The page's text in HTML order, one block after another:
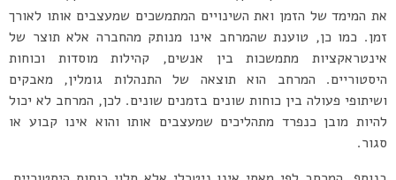
את המימד של הזמן ואת השינויים המתמשכים שמעצבים אותו לאורך
זמן. כמו כן, טוענת שהמרחב אינו מנותק מהחברה אלא תוצר של
אינטראקציות מתמשכות בין אנשים, קהילות מוסדות וכוחות
היסטוריים. המרחב הוא תוצאה של התנהלות גומלין, מאבקים
ושיתופי פעולה בין כוחות שונים בזמנים שונים. לכן, המרחב לא יכול
להיות מובן כנפרד מתהליכים שמעצבים אותו והוא אינו קבוע או
סגור.